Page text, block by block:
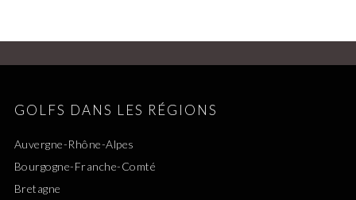
GOLFS DANS LES RÉGIONS
Auvergne-Rhône-Alpes
Bourgogne-Franche-Comté
Bretagne